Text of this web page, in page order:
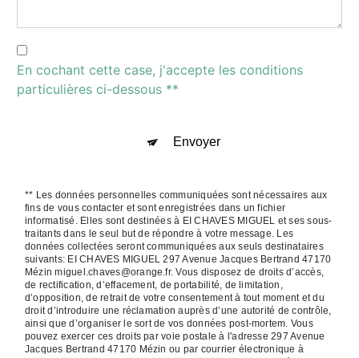
En cochant cette case, j'accepte les conditions
particulières ci-dessous **
Envoyer
** Les données personnelles communiquées sont nécessaires aux
fins de vous contacter et sont enregistrées dans un fichier
informatisé. Elles sont destinées à EI CHAVES MIGUEL et ses sous-
traitants dans le seul but de répondre à votre message. Les
données collectées seront communiquées aux seuls destinataires
suivants: EI CHAVES MIGUEL 297 Avenue Jacques Bertrand 47170
Mézin miguel.chaves@orange.fr. Vous disposez de droits d’accès,
de rectification, d’effacement, de portabilité, de limitation,
d’opposition, de retrait de votre consentement à tout moment et du
droit d’introduire une réclamation auprès d’une autorité de contrôle,
ainsi que d’organiser le sort de vos données post-mortem. Vous
pouvez exercer ces droits par voie postale à l'adresse 297 Avenue
Jacques Bertrand 47170 Mézin ou par courrier électronique à